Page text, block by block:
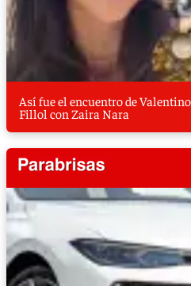
Así fue el encuentro de
Fillol con Zaira Nara